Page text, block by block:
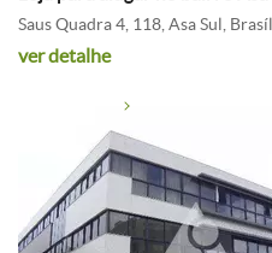
Saus Quadra 4, 118, Asa Sul,
ver detalhe